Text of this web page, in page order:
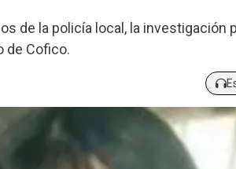
de la policía local, la investigación
de Cofico.